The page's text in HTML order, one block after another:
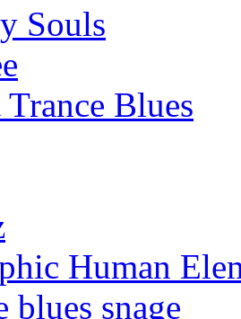
Souls
Blues
Human
blues snage